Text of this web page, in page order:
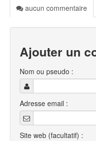
aucun commentaire
Ajouter un
Nom ou pseudo :
Adresse email :
Site web (facultatif) :